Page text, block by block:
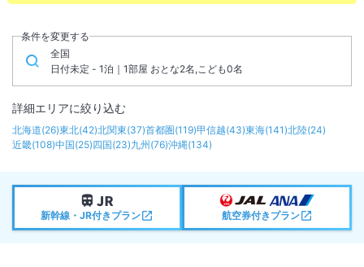
条件を変更する
全国
日付未定 - 1泊｜1部屋 おとな2名,こども0名
詳細エリアに絞り込む
北海道(26)東北(42)北関東(37)首都圏(119)甲信越(43)東海(141)北陸(24)
近畿(108)中国(25)四国(23)九州 (76)沖縄(134)
新幹線・JR付きプラン 航空券付きプラン